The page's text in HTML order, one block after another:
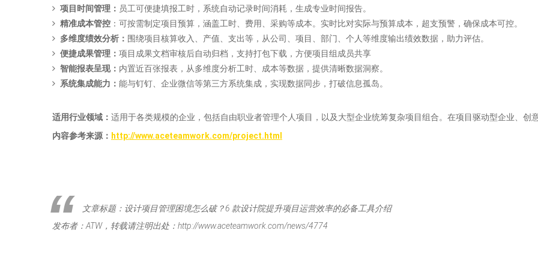
项目时间管理： 员工可便捷填报工时，系统自动记录时间消耗，生成专业时间报告。
精准成本管控 ：可按需制定项目预算，涵盖工时、费用、采购等成本。实时比对实际与预算成本，超支预警，确保成本可控。​
多维度绩效分析： 围绕项目核算收入、产值、支出等，从公司、项目、部门、个人等维度输出绩效数据，助力评估。​
便捷成果管理： 项目成果文档审核后自动归档，支持打包下载，方便项目组成员共享 ​
智能报表呈现： 内置近百张报表，从多维度分析工时、成本等数据，提供清晰数据洞察。​
系统集成能力： 能与钉钉、企业微信等第三方系统集成，实现数据同步，打破信息孤岛。
适用行业领域： 适用于各类规模的企业，包括自由职业者管理个人项目，以及大型企业统筹复杂项目组合。在项目驱动型企业、创
内容参考来源 ： http://www.aceteamwork.com/project.html
文章标题：设计项目管理困境怎么破？6 款设计院提升项目运营效率的必备工具介绍
发布者：ATW，转载请注明出处：http://www.aceteamwork.com/news/4774